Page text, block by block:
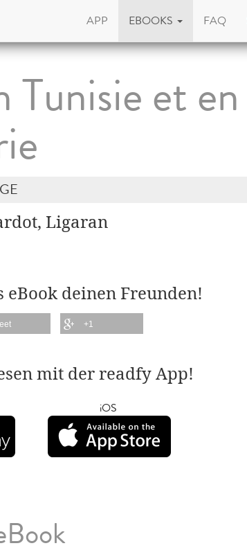
APP EBOOKS FAQ
Tunisie et en
Ligaran
eBook deinen Freunden!
+1
mit der readfy App!
iOS